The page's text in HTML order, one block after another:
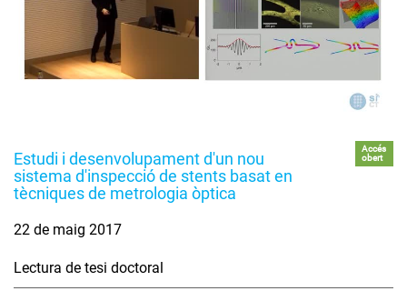
Estudi i desenvolupament d'un nou
sistema d'inspecció de stents basat en
tècniques de metrologia òptica
Accés
obert
22 de maig 2017
Lectura de tesi doctoral